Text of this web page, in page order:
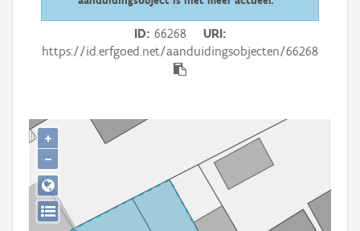
Persoon of collectief
Aanmelden
ID 66268
URI
https://id.erfgoed.net/aanduidingsobjecten/66268
+
−